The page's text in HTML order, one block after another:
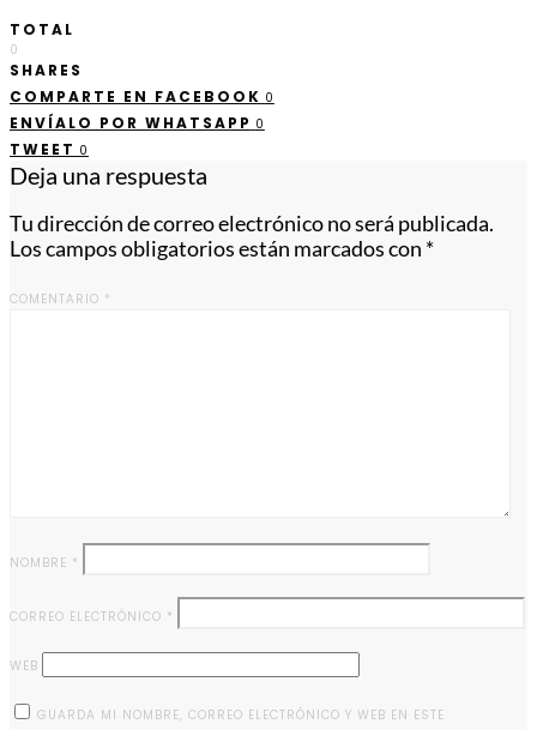
TOTAL
0
SHARES
COMPARTE EN FACEBOOK 0
ENVÍALO POR WHATSAPP 0
TWEET 0
Deja una respuesta
Tu dirección de correo electrónico no será publicada.
Los campos obligatorios están marcados con *
COMENTARIO *
NOMBRE *
CORREO ELECTRÓNICO *
WEB
GUARDA MI NOMBRE, CORREO ELECTRÓNICO Y WEB EN ESTE